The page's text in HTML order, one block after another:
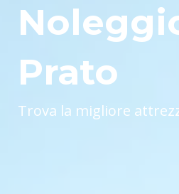
Prato
Trova la migliore